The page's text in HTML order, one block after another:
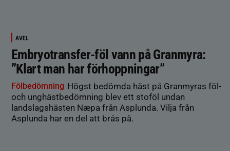
AVEL
Embryotransfer-föl vann på Granmyra:
”Klart man har förhoppningar”
Fölbedömning Högst bedömda häst på Granmyras föl-
och unghästbedömning blev ett stoföl undan
landslagshästen Næpa från Asplunda. Vilja från
Asplunda har en del att brås på.